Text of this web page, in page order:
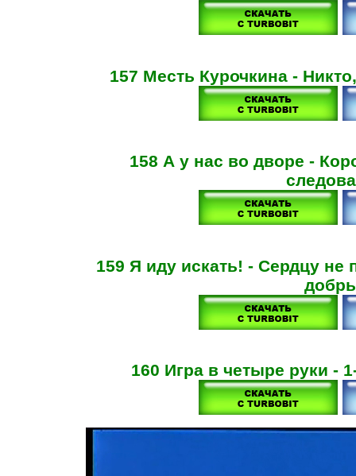
157 Месть Курочкина -
158 А у нас во дворе -
159 Я иду искать! - Сердцу
160 Игра в четыре руки -